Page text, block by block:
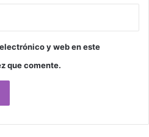
y web en este
que comente.